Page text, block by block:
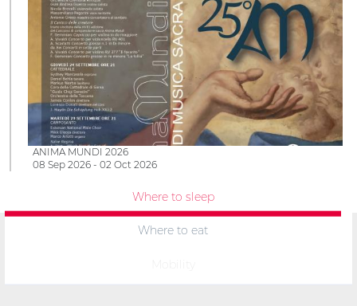
ANIMA MUNDI 2026
08 Sep 2026 - 02 Oct 2026
Where to sleep
Where to eat